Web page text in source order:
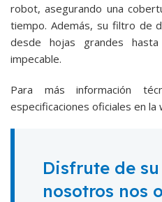
robot, asegurando una
tiempo. Además, su filtro de
desde hojas grandes
impecable.
Para más información
especificaciones oficiales en la
Disfrute de
nosotros nos